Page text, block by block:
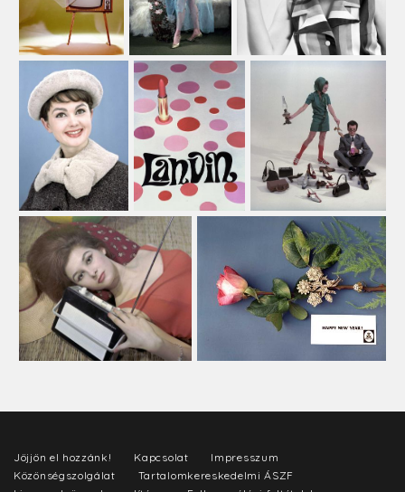
Jöjjön el hozzánk! Kapcsolat
Impresszum
Közönségszolgálat
Tartalomkereskedelmi ÁSZF